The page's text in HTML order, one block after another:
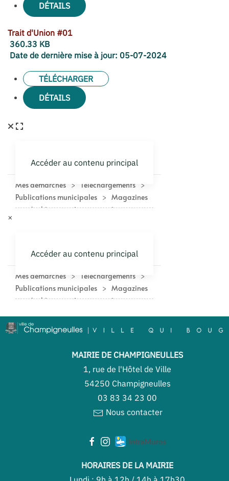
DÉTAILS
Trait d'Union #01
360.33 KB
Date de dernière mise à jour: 05-07-2024
TÉLÉCHARGER
DÉTAILS
×
MAIRIE DE CHAMPIGNEULLES
1, rue de l'Hôtel de Ville
54250 Champigneulles
03 83 34 23 00
Nous contacter
HORAIRES DE LA MAIRIE